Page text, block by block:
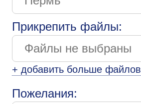
Прикрепить файлы:
+ добавить больше файлов
Пожелания: